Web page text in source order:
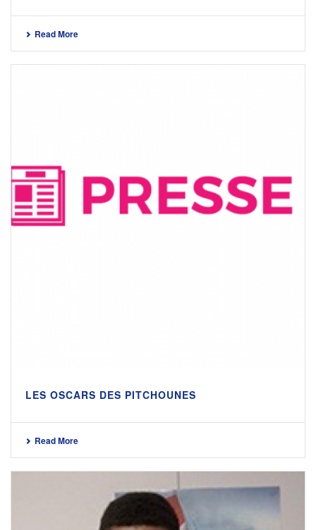
Read More
LES OSCARS DES PITCHOUNES
Read More